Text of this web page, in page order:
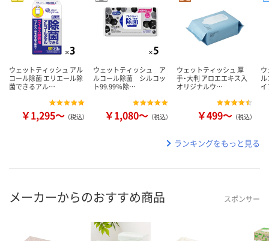
ウェットティッシュ アル
コール除菌 エリエール除
菌できるアル…
￥1,295～ （税込）
ウェットティッシュ ア
ルコール除菌 シルコッ
ト99.99％除…
￥1,080～ （税込）
ウェットティッシュ 厚
手・大判 アロエエキス入
オリジナルウ…
￥499～ （税込）
ウ
ル
ランキングをもっと見る
メーカーからのおすすめ商品 スポンサー